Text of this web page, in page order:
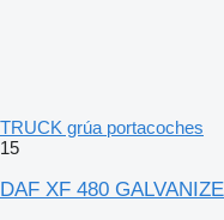
TRUCK grúa portacoches
15
DAF XF 480